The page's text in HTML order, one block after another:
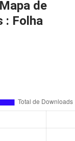
de
: Folha